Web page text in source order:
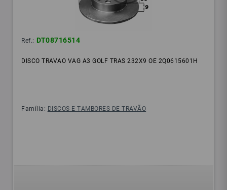
Ref.: DT08716514
DISCO TRAVAO VAG A3 GOLF TRAS 232X9 OE 2Q0615601H
Família: DISCOS E TAMBORES DE TRAVÃO